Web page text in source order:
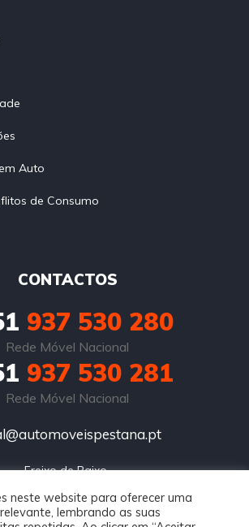
Auto
de Consumo
CONTACTOS
937 530 280
Rede Móvel Nacional
937 530 281
Rede Móvel Nacional
Freixo de Baixo
neste website para oferecer uma
lembrando as suas